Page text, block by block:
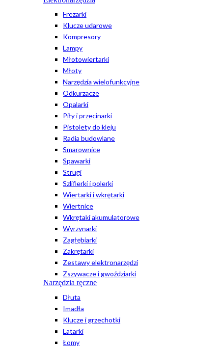
Frezarki
Klucze udarowe
Kompresory
Lampy
Młotowiertarki
Młoty
Narzędzia wielofunkcyjne
Odkurzacze
Opalarki
Piły i przecinarki
Pistolety do kleju
Radia budowlane
Smarownice
Spawarki
Strugi
Szlifierki i polerki
Wiertarki i wkrętarki
Wiertnice
Wkrętaki akumulatorowe
Wyrzynarki
Zagłębiarki
Zakrętarki
Zestawy elektronarzędzi
Zszywacze i gwoździarki
Narzędzia ręczne
Dłuta
Imadła
Klucze i grzechotki
Latarki
Łomy